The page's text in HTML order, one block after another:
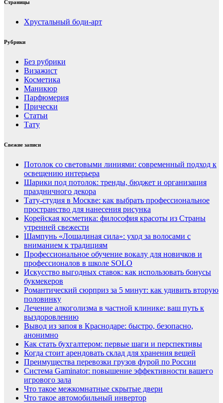
Страницы
Хрустальный боди-арт
Рубрики
Без рубрики
Визажист
Косметика
Маникюр
Парфюмерия
Прически
Статьи
Тату
Свежие записи
Потолок со световыми линиями: современный подход к
освещению интерьера
Шарики под потолок: тренды, бюджет и организация
праздничного декора
Тату-студия в Москве: как выбрать профессиональное
пространство для нанесения рисунка
Корейская косметика: философия красоты из Страны
утренней свежести
Шампунь «Лошадиная сила»: уход за волосами с
вниманием к традициям
Профессиональное обучение вокалу для новичков и
профессионалов в школе SOLO
Искусство выгодных ставок: как использовать бонусы
букмекеров
Романтический сюрприз за 5 минут: как удивить вторую
половинку
Лечение алкоголизма в частной клинике: ваш путь к
выздоровлению
Вывод из запоя в Краснодаре: быстро, безопасно,
анонимно
Как стать бухгалтером: первые шаги и перспективы
Когда стоит арендовать склад для хранения вещей
Преимущества перевозки грузов фурой по России
Система Gaminator: повышение эффективности вашего
игрового зала
Что такое межкомнатные скрытые двери
Что такое автомобильный инвертор